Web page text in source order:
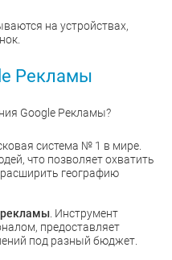
на устройствах,
Рекламы
Google Рекламы?
система № 1 в мире.
что позволяет охватить
географию
. Инструмент
предоставляет
под разный бюджет.